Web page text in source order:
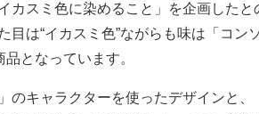
カスミ色に染めること」を企画した
目は“イカスミ色”ながらも味は「コン
品となっています。
キャラクターを使ったデザインと、